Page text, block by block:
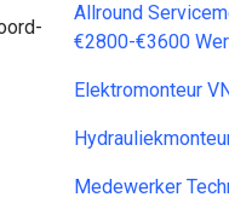
Allround
€2800-€3600
Elektromonteur
Medewerker